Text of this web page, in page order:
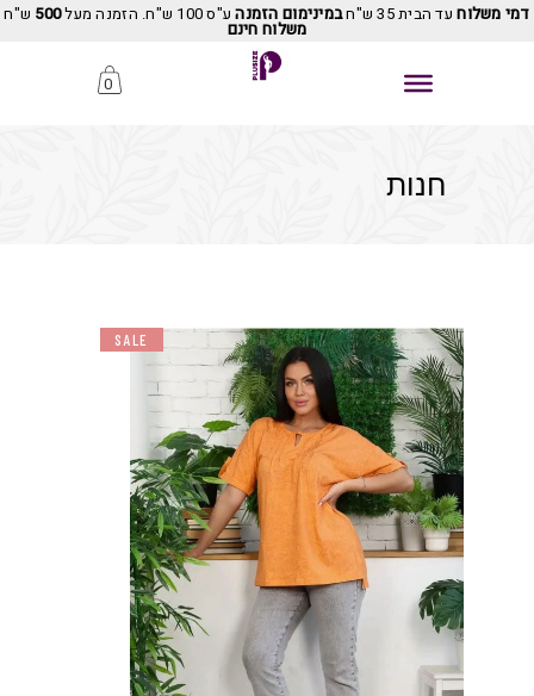
דמי משלוחעד הבית 35 ש"ח במינימום הזמנהע"ס 100 ש"ח. הזמנה מעל 500 ש"ח
משלוח חינם
0
חנות
SALE